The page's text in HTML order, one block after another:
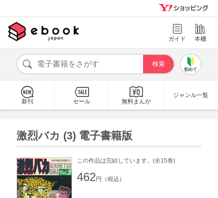
ガイド 本棚
初めて
新刊 セール 無料まんが
ジャンル一覧
激烈バカ (3) 電子書籍版
この作品は完結しています。(全15巻)
462 円（税込）